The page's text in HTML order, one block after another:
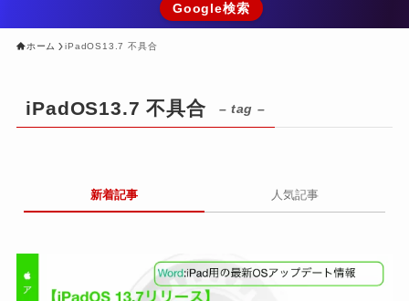
Google検索
ホーム iPadOS13.7 不具合
iPadOS13.7 不具合 – tag –
新着記事 人気記事